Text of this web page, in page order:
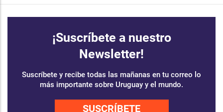
¡Suscríbete a nuestro
Newsletter!
Suscríbete y recibe todas las mañanas en tu correo lo
más importante sobre Uruguay y el mundo.
SUSCRÍBETE